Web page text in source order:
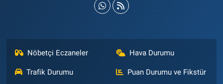
Nöbetçi Eczaneler Hava Durumu
Trafik Durumu Puan Durumu ve Fikstür